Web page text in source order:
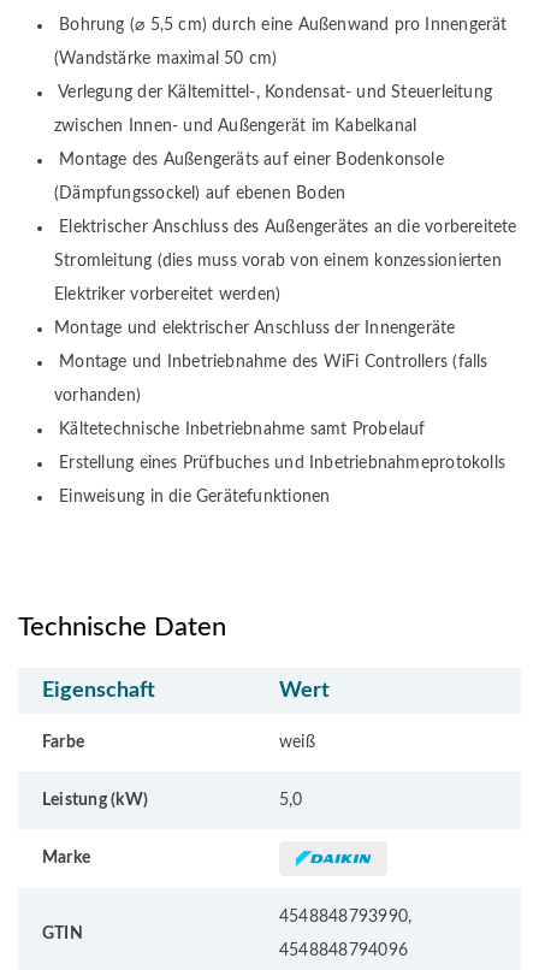
Bohrung (⌀ 5,5 cm) durch eine Außenwand pro Innengerät
(Wandstärke maximal 50 cm)
Verlegung der Kältemittel-, Kondensat- und Steuerleitung
zwischen Innen- und Außengerät im Kabelkanal
Montage des Außengeräts auf einer Bodenkonsole
(Dämpfungssockel) auf ebenen Boden
Elektrischer Anschluss des Außengerätes an die vorbereitete
Stromleitung (dies muss vorab von einem konzessionierten
Elektriker vorbereitet werden)
Montage und elektrischer Anschluss der Innengeräte
Montage und Inbetriebnahme des WiFi Controllers (falls
vorhanden)
Kältetechnische Inbetriebnahme samt Probelauf
Erstellung eines Prüfbuches und Inbetriebnahmeprotokolls
Einweisung in die Gerätefunktionen
Technische Daten
Eigenschaft Wert
Farbe weiß
Leistung (kW) 5,0
Marke
GTIN
4548848793990,
4548848794096